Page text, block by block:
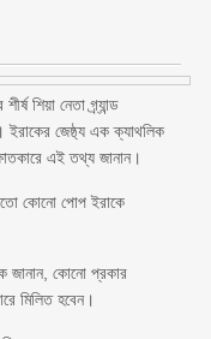
শিয়া নেতা গ্র্যান্ড
জেষ্ঠ্য এক ক্যাথলিক
এই তথ্য জানান।
মতো কোনো পোপ ইরাকে
জানান, কোনো প্রকার
মিলিত হবেন।